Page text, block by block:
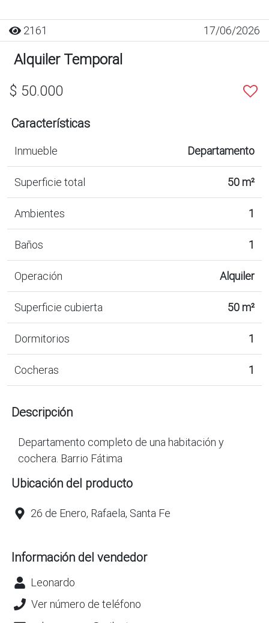
2161 17/06/2026
Alquiler Temporal
$ 50.000
Características
Inmueble Departamento
Superficie total 50 m²
Ambientes 1
Baños 1
Operación Alquiler
Superficie cubierta 50 m²
Dormitorios 1
Cocheras 1
Descripción
Departamento completo de una habitación y
cochera. Barrio Fátima
Ubicación del producto
26 de Enero, Rafaela, Santa Fe
Información del vendedor
Leonardo
Ver número de teléfono